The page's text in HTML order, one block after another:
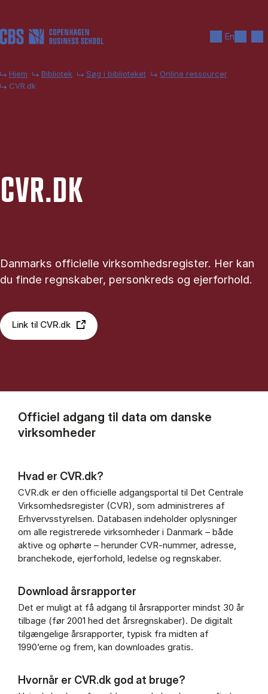
En
Hjem Bibliotek Søg i biblioteket
Online ressourcer
CVR.dk
CVR.DK
Danmarks officielle virksomhedsregister. Her kan
du finde regnskaber, personkreds og ejerforhold.
Link til CVR.dk
Officiel adgang til data om danske
virksomheder
Hvad er CVR.dk?
CVR.dk er den officielle adgangsportal til Det Centrale
Virksomhedsregister (CVR), som administreres af
Erhvervsstyrelsen. Databasen indeholder oplysninger
om alle registrerede virksomheder i Danmark – både
aktive og ophørte – herunder CVR-nummer, adresse,
branchekode, ejerforhold, ledelse og regnskaber.
Download årsrapporter
Det er muligt at få adgang til årsrapporter mindst 30 år
tilbage (før 2001 hed det årsregnskaber). De digitalt
tilgængelige årsrapporter, typisk fra midten af
1990’erne og frem, kan downloades gratis.
Hvornår er CVR.dk god at bruge?